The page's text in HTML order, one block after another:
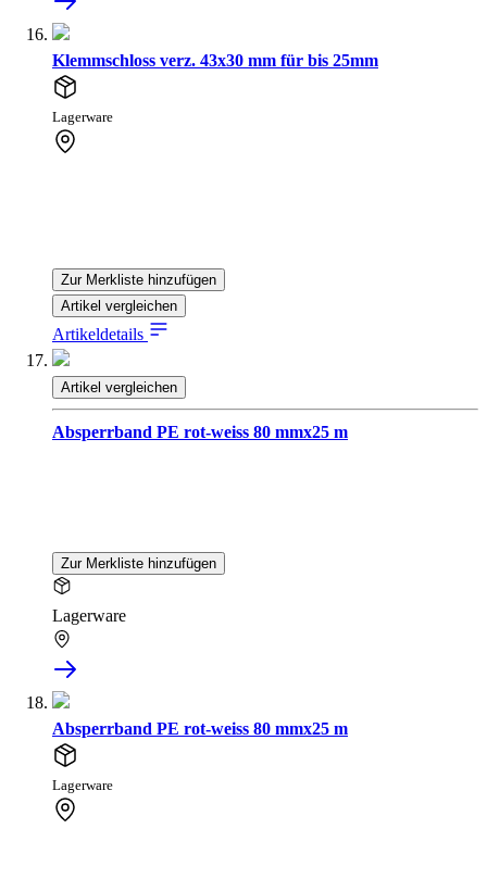
Klemmschloss verz. 43x30 mm für bis 25mm
Lagerware
Zur Merkliste hinzufügen
Artikel vergleichen
Artikeldetails
Artikel vergleichen
Absperrband PE rot-weiss 80 mmx25 m
Zur Merkliste hinzufügen
Lagerware
Absperrband PE rot-weiss 80 mmx25 m
Lagerware